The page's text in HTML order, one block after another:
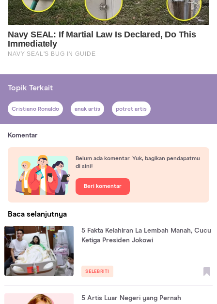
Topik Terkait
Cristiano Ronaldo anak artis potret artis
Komentar
Belum ada komentar. Yuk, bagikan pendapatmu
di sini!
Beri komentar
Baca selanjutnya
5 Fakta Kelahiran La Lembah Manah, Cucu
Ketiga Presiden Jokowi
SELEBRITI
5 Artis Luar Negeri yang Pernah